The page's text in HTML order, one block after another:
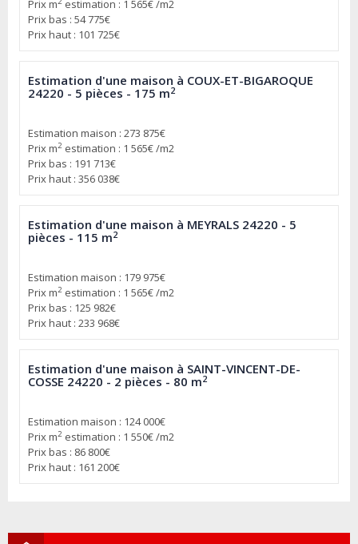
Prix m
estimation : 1 565€ /m2
Prix bas : 54 775€
Prix haut : 101 725€
Estimation d'une maison à COUX-ET-BIGAROQUE
24220 - 5 pièces - 175 m2
Estimation maison : 273 875€
Prix m2 estimation : 1 565€ /m2
Prix bas : 191 713€
Prix haut : 356 038€
Estimation d'une maison à MEYRALS 24220 - 5
pièces - 115 m2
Estimation maison : 179 975€
Prix m2 estimation : 1 565€ /m2
Prix bas : 125 982€
Prix haut : 233 968€
Estimation d'une maison à SAINT-VINCENT-DE-
COSSE 24220 - 2 pièces - 80 m2
Estimation maison : 124 000€
Prix m2 estimation : 1 550€ /m2
Prix bas : 86 800€
Prix haut : 161 200€